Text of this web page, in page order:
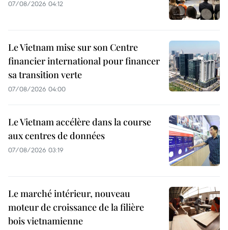
07/08/2026 04:12
Le Vietnam mise sur son Centre
financier international pour financer
sa transition verte
07/08/2026 04:00
Le Vietnam accélère dans la course
aux centres de données
07/08/2026 03:19
Le marché intérieur, nouveau
moteur de croissance de la filière
bois vietnamienne